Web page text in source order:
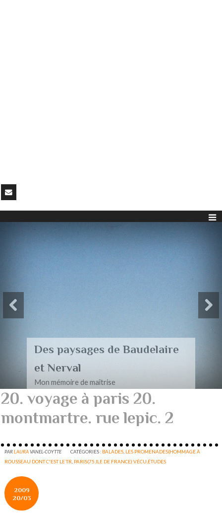
Des paysages de Baudelaire
et Nerval
Mon mémoire de maîtrise
20. voyage à paris 20.
montmartre. rue lepic. 2
PARLAURAVANEL-COYTTE CATÉGORIES : BALADES LES PROMENADES(HOMMAGE À
ROUSSEAU DONT C'EST LE TR PARIS(75,ILE DE FRANCE):VÉCU,ÉTUDES
2009
20/03